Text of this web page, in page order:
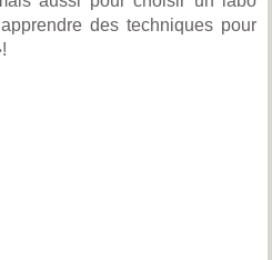
des techniques pour